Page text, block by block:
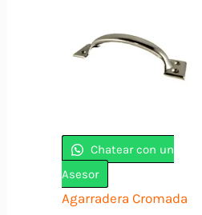
Chatear con un
Asesor
Agarradera Cromada